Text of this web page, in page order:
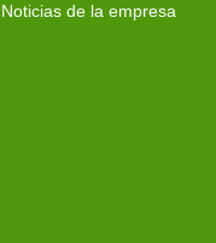
Noticias de la empresa